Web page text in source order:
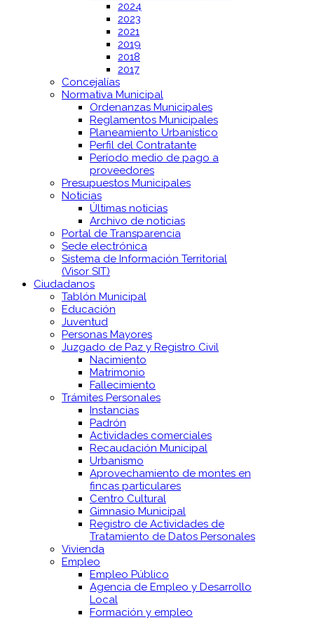
2024
2023
2021
2019
2018
2017
Concejalías
Normativa Municipal
Ordenanzas Municipales
Reglamentos Municipales
Planeamiento Urbanístico
Perfil del Contratante
Período medio de pago a
proveedores
Presupuestos Municipales
Noticias
Últimas noticias
Archivo de noticias
Portal de Transparencia
Sede electrónica
Sistema de Información Territorial
(Visor SIT)
Ciudadanos
Tablón Municipal
Educación
Juventud
Personas Mayores
Juzgado de Paz y Registro Civil
Nacimiento
Matrimonio
Fallecimiento
Trámites Personales
Instancias
Padrón
Actividades comerciales
Recaudación Municipal
Urbanismo
Aprovechamiento de montes en
fincas particulares
Centro Cultural
Gimnasio Municipal
Registro de Actividades de
Tratamiento de Datos Personales
Vivienda
Empleo
Empleo Público
Agencia de Empleo y Desarrollo
Local
Formación y empleo